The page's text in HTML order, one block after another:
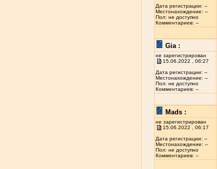
Дата регистрации: --
Местонахождение: --
Пол: не доступно
Комментариев: --
Gia :
не зарегистрирован
15.06.2022 , 06:27
Дата регистрации: --
Местонахождение: --
Пол: не доступно
Комментариев: --
Mads :
не зарегистрирован
15.06.2022 , 06:17
Дата регистрации: --
Местонахождение: --
Пол: не доступно
Комментариев: --